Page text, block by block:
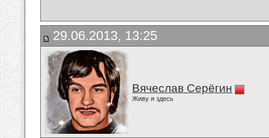
29.06.2013, 13:25
Вячеслав Серёгин
Живу я здесь